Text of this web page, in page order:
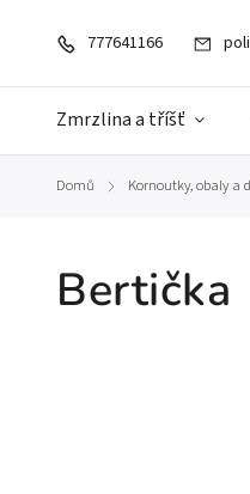
777641166
Zmrzlina a tříšť
Domů / Kornoutky, obaly a
Bertička